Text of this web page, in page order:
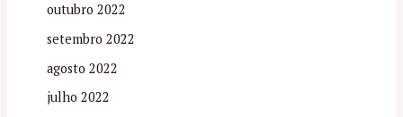
outubro 2022
setembro 2022
agosto 2022
julho 2022